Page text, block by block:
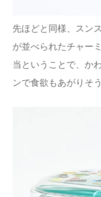
先ほどと同様、スン
が並べられたチャー
当ということで、か
ンで食欲もあがりそ